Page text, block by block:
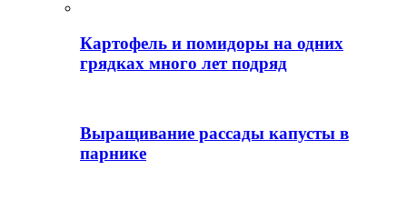
Картофель и помидоры на одних
грядках много лет подряд
Выращивание рассады капусты в
парнике